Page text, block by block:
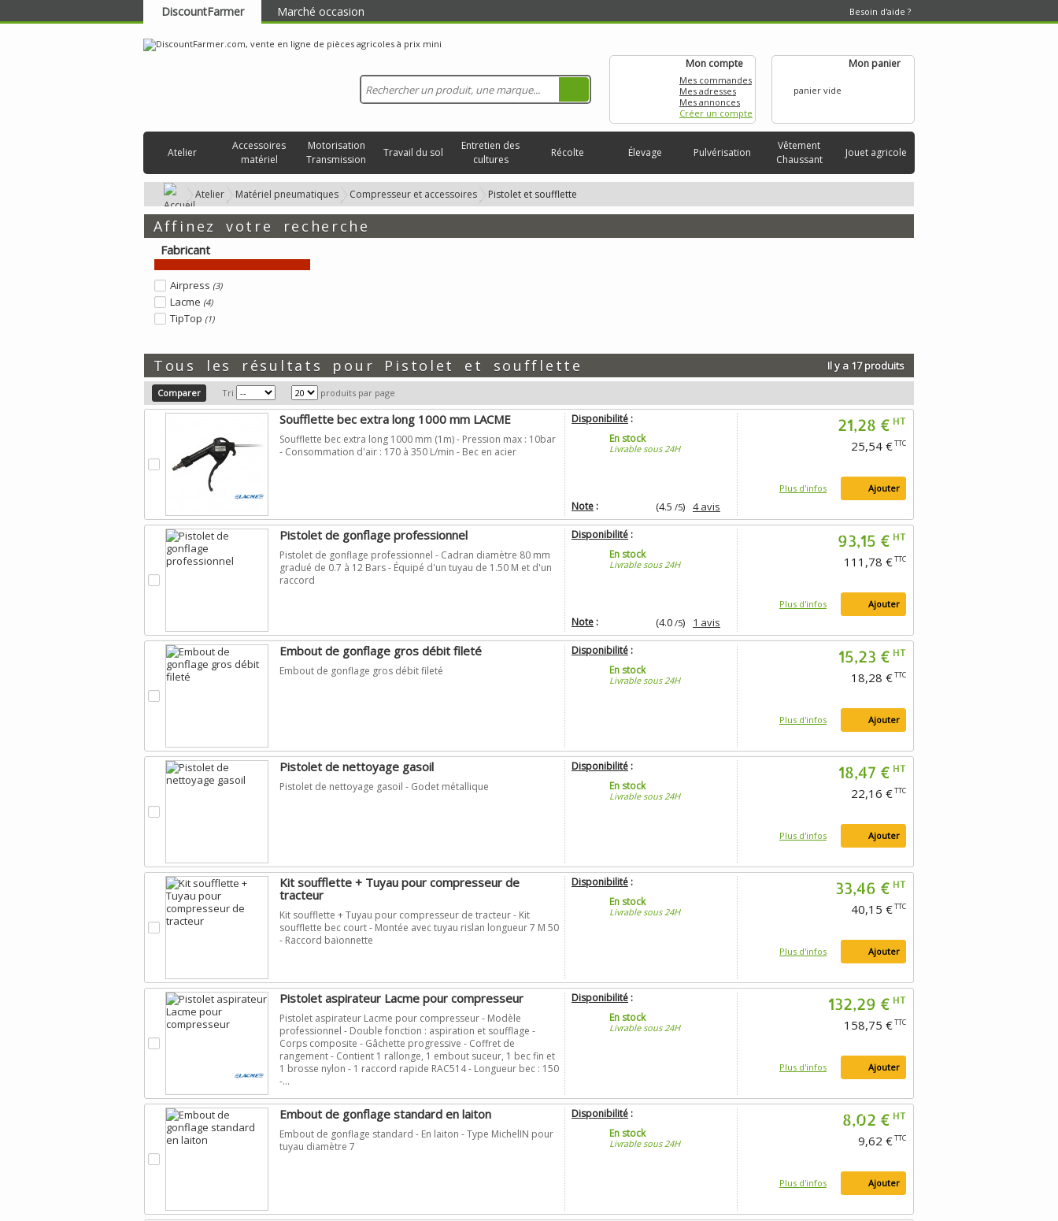
DiscountFarmer Marché occasion Besoin d'aide ?
Mon compte
Mes commandes
Mes adresses
Mes annonces
Créer un compte
Mon panier
panier vide
Atelier
Accessoires
matériel
Motorisation
Transmission
Travail du sol
Entretien des
cultures
Récolte Élevage Pulvérisation
Vêtement
Chaussant
Jouet agricole
Atelier Matériel pneumatiques Compresseur et accessoires Pistolet et soufflette
Affinez votre recherche
Fabricant
Airpress (3)
Lacme (4)
TipTop (1)
Tous les résultats pour Pistolet et soufflette Il y a 17 produits
Tri produits par page
Soufflette bec extra long 1000 mm LACME
Soufflette bec extra long 1000 mm (1m) - Pression max : 10bar
- Consommation d'air : 170 à 350 L/min - Bec en acier
Disponibilité :
En stock
Livrable sous 24H
Note : (4.5 /5) 4 avis
21,28 € HT
25,54 €TTC
Plus d'infos Ajouter
Pistolet de gonflage professionnel
Pistolet de gonflage professionnel - Cadran diamètre 80 mm
gradué de 0.7 à 12 Bars - Équipé d'un tuyau de 1.50 M et d'un
raccord
Disponibilité :
En stock
Livrable sous 24H
Note : (4.0 /5) 1 avis
93,15 € HT
111,78 €TTC
Plus d'infos Ajouter
Embout de gonflage gros débit fileté
Embout de gonflage gros débit fileté
Disponibilité :
En stock
Livrable sous 24H
15,23 € HT
18,28 €TTC
Plus d'infos Ajouter
Pistolet de nettoyage gasoil
Pistolet de nettoyage gasoil - Godet métallique
Disponibilité :
En stock
Livrable sous 24H
18,47 € HT
22,16 €TTC
Plus d'infos Ajouter
Kit soufflette + Tuyau pour compresseur de
tracteur
Kit soufflette + Tuyau pour compresseur de tracteur - Kit
soufflette bec court - Montée avec tuyau rislan longueur 7 M 50
- Raccord baïonnette
Disponibilité :
En stock
Livrable sous 24H
33,46 € HT
40,15 €TTC
Plus d'infos Ajouter
Pistolet aspirateur Lacme pour compresseur
Pistolet aspirateur Lacme pour compresseur - Modèle
professionnel - Double fonction : aspiration et soufflage -
Corps composite - Gâchette progressive - Coffret de
rangement - Contient 1 rallonge, 1 embout suceur, 1 bec fin et
1 brosse nylon - 1 raccord rapide RAC514 - Longueur bec : 150
-...
Disponibilité :
En stock
Livrable sous 24H
132,29 € HT
158,75 €TTC
Plus d'infos Ajouter
Embout de gonflage standard en laiton
Embout de gonflage standard - En laiton - Type MichelIN pour
tuyau diamètre 7
Disponibilité :
En stock
Livrable sous 24H
8,02 € HT
9,62 €TTC
Plus d'infos Ajouter